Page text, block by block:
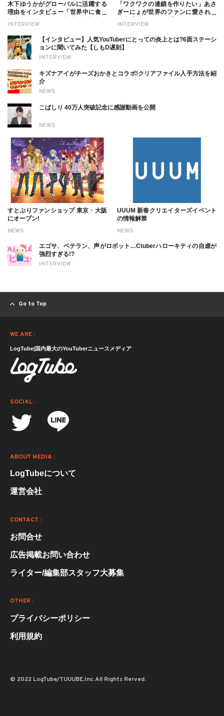
INTERVIEW
木下ゆうかがグローバルに活躍する
理由をインタビュー「世界中に食べ
ついても
INTERVIEW
「ワクワクの連鎖を作りたい」あさ
ぎーにょが世界のファンに愛される
INTERVIEW
【インタビュー】人気YouTuberにとっての炎上とは?6面ステーシ
ョンに聞いてみた【しもD遅刻】
NEWS
キズナアイがチーズおかきとコラボ!クリアファイル入手方法を紹
介
NEWS
こばしり 40万人突破記念に感謝動画を公開
NEWS
すとぷりファンショップ 東京・大阪
にオープン!
NEWS
UUUM 新春クリエイターズイベント
の情報解禁
INTERVIEW
エゴサ、ベテラン、声がロボット…Ctuberハローキティの自虐が
強烈すぎる!?
Go to Top
WE ARE :
LogTube|国内最大のYouTuberニュースメディア
SOCIAL :
ABOUT MEDIA :
LogTubeについて
運営会社
CONTACT :
お問合せ
広告掲載お問い合わせ
ライター/編集部スタッフ大募集
OTHER :
プライバシーポリシー
利用規約
© 2022 LogTube/TUUUBE,Inc.All Rights Rerved.